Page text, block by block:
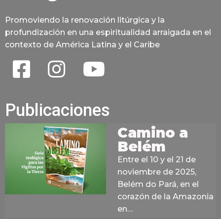
Promoviendo la renovación litúrgica y la
profundización en una espiritualidad arraigada en el
contexto de América Latina y el Caribe
Publicaciones
Camino a
Belém
Entre el 10 y el 21 de
noviembre de 2025,
Belém do Pará, en el
corazón de la Amazonia
en…